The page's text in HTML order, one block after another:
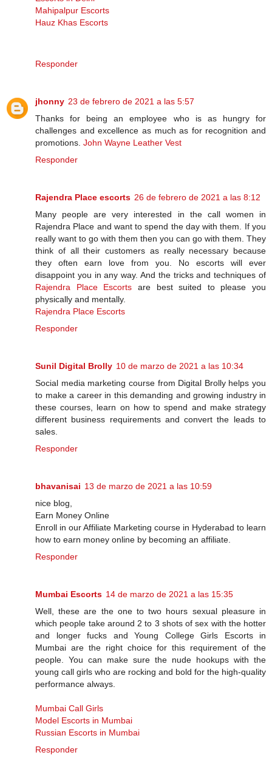
Mahipalpur Escorts
Hauz Khas Escorts
Responder
jhonny 23 de febrero de 2021 a las 5:57
Thanks for being an employee who is as hungry for
challenges and excellence as much as for recognition and
promotions. John Wayne Leather Vest
Responder
Rajendra Place escorts 26 de febrero de 2021 a las 8:12
Many people are very interested in the call women in
Rajendra Place and want to spend the day with them. If you
really want to go with them then you can go with them. They
think of all their customers as really necessary because
they often earn love from you. No escorts will ever
disappoint you in any way. And the tricks and techniques of
Rajendra Place Escorts are best suited to please you
physically and mentally.
Rajendra Place Escorts
Responder
Sunil Digital Brolly 10 de marzo de 2021 a las 10:34
Social media marketing course from Digital Brolly helps you
to make a career in this demanding and growing industry in
these courses, learn on how to spend and make strategy
different business requirements and convert the leads to
sales.
Responder
bhavanisai 13 de marzo de 2021 a las 10:59
nice blog,
Earn Money Online
Enroll in our Affiliate Marketing course in Hyderabad to learn
how to earn money online by becoming an affiliate.
Responder
Mumbai Escorts 14 de marzo de 2021 a las 15:35
Well, these are the one to two hours sexual pleasure in
which people take around 2 to 3 shots of sex with the hotter
and longer fucks and Young College Girls Escorts in
Mumbai are the right choice for this requirement of the
people. You can make sure the nude hookups with the
young call girls who are rocking and bold for the high-quality
performance always.
Mumbai Call Girls
Model Escorts in Mumbai
Russian Escorts in Mumbai
Responder